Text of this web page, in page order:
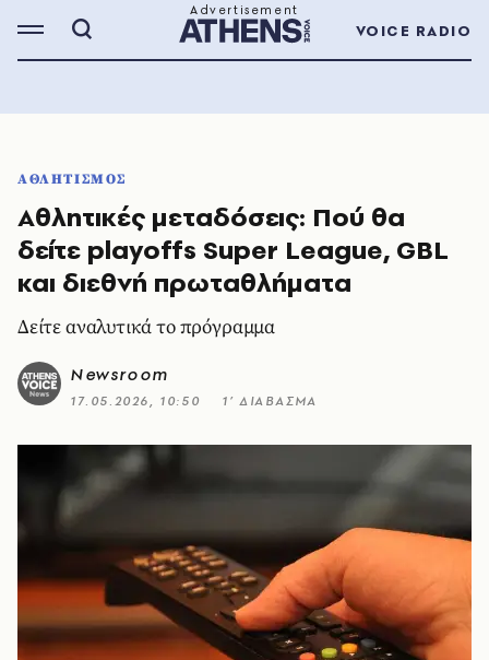
VOICE RADIO
ΑΘΛΗΤΙΣΜΟΣ
Αθλητικές μεταδόσεις: Πού θα
δείτε playoffs Super League, GBL
και διεθνή πρωταθλήματα
Δείτε αναλυτικά το πρόγραμμα
Newsroom
17.05.2026, 10:50 1’ ΔΙΑΒΑΣΜΑ